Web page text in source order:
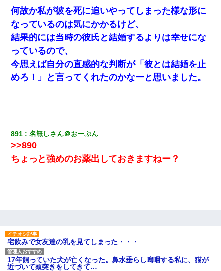
ことは謝ります。ごめんなさい…』私「お子さんはフリン略奪婚
って知ってるの？」相手『 』結果→
私「結婚やめるわ」 婚約者「え？なんでなんで？」 → 放置した
結果…｜生活｜ワロタあんてな
中途採用のAが部長から呼び出された。Aはヘラヘラと部屋に入っ
ていき、1時間後に号泣しながら出てきて…
姉旦那の友達「ほんとのパパだよ～」私のお腹を触ってほざく。
→思わず手を叩いて振り払ったら…
嘘をついてフリン旅行へ出かけた嫁→翌日、嫁「ただいま～」旦
那「娘がシんだよ。何度も連絡したのに…」嫁「えっ」→なん
と・・・
何故か私が彼を死に追いやってしまった様な形に
なっているのは気にかかるけど、
結果的には当時の彼氏と結婚するよりは幸せにな
っているので、
今思えば自分の直感的な判断が「彼とは結婚を止
めろ！」と言ってくれたのかなーと思いました。
891 名無しさん＠おーぷん
>>890
ちょっと強めのお薬出しておきますねー？
宅飲みで女友達の乳を見てしまった・・・
17年飼っていた犬が亡くなった。鼻水垂らし嗚咽する私に、猫が
近づいて頭突きをしてきて…